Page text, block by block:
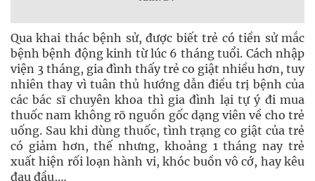
Qua khai thác bệnh sử, được biết trẻ có tiền sử mắc
bệnh bệnh động kinh từ lúc 6 tháng tuổi. Cách nhập
viện 3 tháng, gia đình thấy trẻ co giật nhiều hơn, tuy
nhiên thay vì tuân thủ hướng dẫn điều trị bệnh của
các bác sĩ chuyên khoa thì gia đình lại tự ý đi mua
thuốc nam không rõ nguồn gốc dạng viên về cho trẻ
uống. Sau khi dùng thuốc, tình trạng co giật của trẻ
có giảm hơn, thế nhưng, khoảng 1 tháng nay trẻ
xuất hiện rối loạn hành vi, khóc buồn vô cớ, hay kêu
đau đầu,…